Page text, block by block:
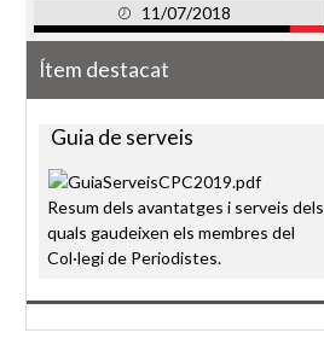
11/07/2018
Ítem destacat
Guia de serveis
Resum dels avantatges i serveis dels
quals gaudeixen els membres del
Col·legi de Periodistes.